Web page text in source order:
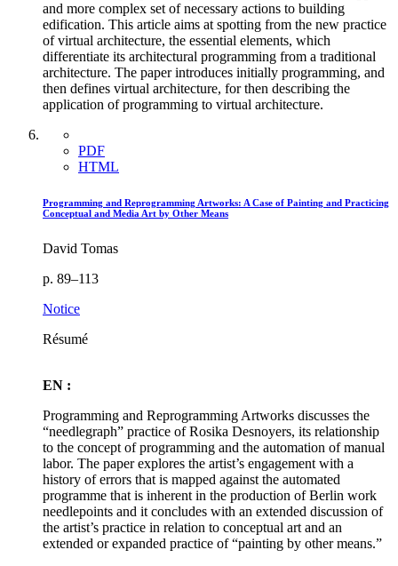
and more complex set of necessary actions to building
edification. This article aims at spotting from the new practice
of virtual architecture, the essential elements, which
differentiate its architectural programming from a traditional
architecture. The paper introduces initially programming, and
then defines virtual architecture, for then describing the
application of programming to virtual architecture.
PDF
HTML
Programming and Reprogramming Artworks: A Case of Painting and Practicing
Conceptual and Media Art by Other Means
David Tomas
p. 89–113
Notice
Résumé
EN :
Programming and Reprogramming Artworks discusses the
“needlegraph” practice of Rosika Desnoyers, its relationship
to the concept of programming and the automation of manual
labor. The paper explores the artist’s engagement with a
history of errors that is mapped against the automated
programme that is inherent in the production of Berlin work
needlepoints and it concludes with an extended discussion of
the artist’s practice in relation to conceptual art and an
extended or expanded practice of “painting by other means.”